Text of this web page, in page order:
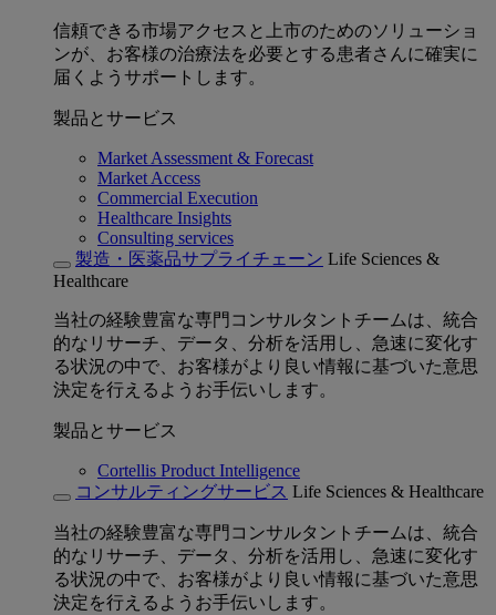
信頼できる市場アクセスと上市のためのソリューショ
ンが、お客様の治療法を必要とする患者さんに確実に
届くようサポートします。
製品とサービス
Market Assessment & Forecast
Market Access
Commercial Execution
Healthcare Insights
Consulting services
製造・医薬品サプライチェーン Life Sciences &
Healthcare
当社の経験豊富な専門コンサルタントチームは、統合
的なリサーチ、データ、分析を活用し、急速に変化す
る状況の中で、お客様がより良い情報に基づいた意思
決定を行えるようお手伝いします。
製品とサービス
Cortellis Product Intelligence
コンサルティングサービス Life Sciences & Healthcare
当社の経験豊富な専門コンサルタントチームは、統合
的なリサーチ、データ、分析を活用し、急速に変化す
る状況の中で、お客様がより良い情報に基づいた意思
決定を行えるようお手伝いします。